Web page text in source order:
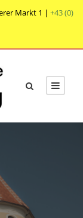
Markt 1 | +43 (0)